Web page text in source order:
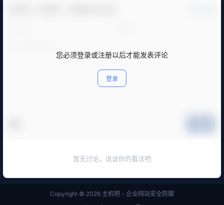
您必须登录或注册以后才能发表评论
登录
暂无讨论，说说你的看法吧
Copyright © 2026 主机吧 - 企业网站安全防御